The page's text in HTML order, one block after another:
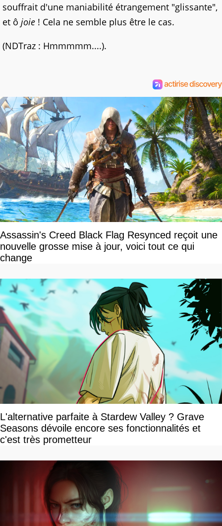
souffrait d'une maniabilité étrangement "glissante",
et ô joie ! Cela ne semble plus être le cas.
(NDTraz : Hmmmmm....).
Assassin's Creed Black Flag Resynced reçoit une
nouvelle grosse mise à jour, voici tout ce qui
change
L'alternative parfaite à Stardew Valley ? Grave
Seasons dévoile encore ses fonctionnalités et
c'est très prometteur